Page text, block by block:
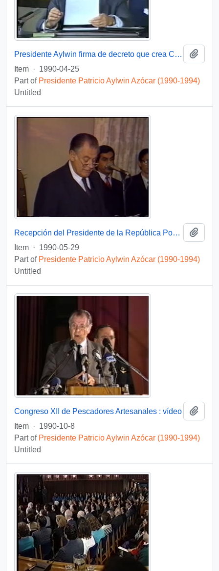
Presidente Aylwin firma de decreto que crea Comisión Nacional de Verdad y Reconciliación: video
Item · 1990-04-25
Part of Presidente Patricio Aylwin Azócar (1990-1994)
Untitled
Recepción del Presidente de la República Popular China : video
Item · 1990-05-29
Part of Presidente Patricio Aylwin Azócar (1990-1994)
Untitled
Congreso XII de Pescadores Artesanales : vídeo
Item · 1990-10-8
Part of Presidente Patricio Aylwin Azócar (1990-1994)
Untitled